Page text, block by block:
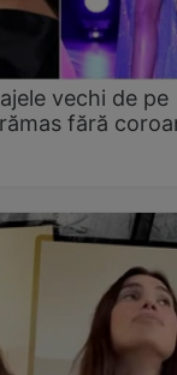
vechi de pe
fără